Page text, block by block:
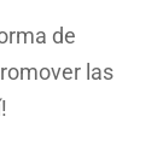
de
las